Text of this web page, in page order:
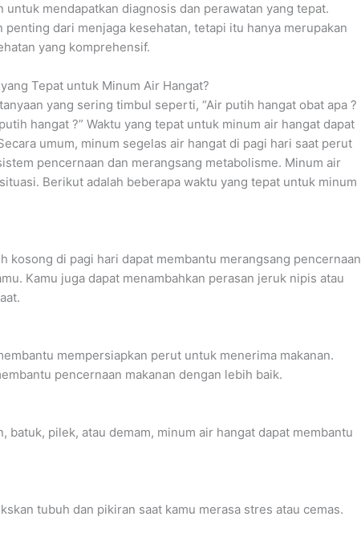
mendapatkan diagnosis dan perawatan yang tepat.
dari menjaga kesehatan, tetapi itu hanya merupakan
yang komprehensif.
Tepat untuk Minum Air Hangat?
yang sering timbul seperti, “Air putih hangat obat apa ?
hangat ?” Waktu yang tepat untuk minum air hangat dapat
umum, minum segelas air hangat di pagi hari saat perut
pencernaan dan merangsang metabolisme. Minum air
Berikut adalah beberapa waktu yang tepat untuk minum
kosong di pagi hari dapat membantu merangsang pencernaan
Kamu juga dapat menambahkan perasan jeruk nipis atau
mempersiapkan perut untuk menerima makanan.
pencernaan makanan dengan lebih baik.
batuk, pilek, atau demam, minum air hangat dapat membantu
tubuh dan pikiran saat kamu merasa stres atau cemas.